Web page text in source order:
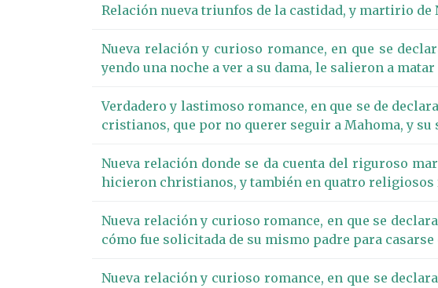
Relación nueva triunfos de la castidad, y martirio de
Nueva relación y curioso romance, en que se
yendo una noche a ver a su dama, le salieron a
Verdadero y lastimoso romance, en que se de
cristianos, que por no querer seguir a Mahoma, y
Nueva relación donde se da cuenta del riguroso
hicieron christianos, y también en quatro religiosos
Nueva relación y curioso romance, en que se
cómo fue solicitada de su mismo padre para
Nueva relación y curioso romance, en que se